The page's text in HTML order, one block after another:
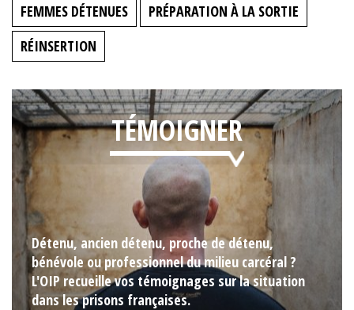
FEMMES DÉTENUES
PRÉPARATION À LA SORTIE
RÉINSERTION
TÉMOIGNER
Détenu, ancien détenu, proche de détenu,
bénévole ou professionnel du milieu carcéral ?
L'OIP recueille vos témoignages sur la situation
dans les prisons françaises.